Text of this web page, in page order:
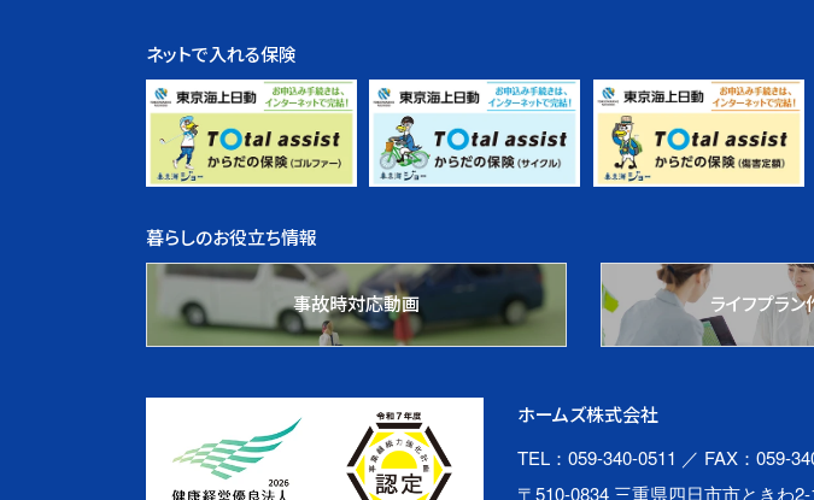
ネットで入れる保険
暮らしのお役立ち情報
事故時対応動画 ライフプラ
ホームズ株式会社
TEL：059-340-0511 ／ FAX：059-
〒510-0834 三重県四日市市ときわ